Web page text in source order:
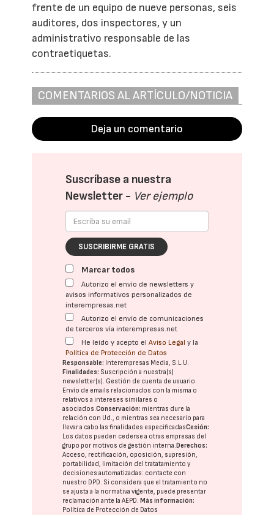
frente de un equipo de nueve personas, seis
auditores, dos inspectores, y un
administrativo responsable de las
contraetiquetas.
COMENTARIOS AL ARTÍCULO/NOTICIA
Deja un comentario
Suscríbase a nuestra
Newsletter - Ver ejemplo
SUSCRIBIRME GRATIS
Marcar todos
Autorizo el envío de newsletters y
avisos informativos personalizados de
interempresas.net
Autorizo el envío de comunicaciones
de terceros vía interempresas.net
He leído y acepto elAviso Legal y la
Política de Protección de Datos
Responsable: Interempresas Media, S.L.U.
Finalidades: Suscripción a nuestra(s)
newsletter(s). Gestión de cuenta de usuario.
Envío de emails relacionados con la misma o
relativos a intereses similares o
asociados.Conservación: mientras dure la
relación con Ud., o mientras sea necesario para
llevar a cabo las finalidades especificadasCesión:
Los datos pueden cederse a otras empresas del
grupo por motivos de gestión interna. Derechos:
Acceso, rectificación, oposición, supresión,
portabilidad, limitación del tratatamiento y
decisiones automatizadas: contacte con
nuestro DPD. Si considera que el tratamiento no
se ajusta a la normativa vigente, puede presentar
reclamación ante laAEPD. Más información:
Política de Protección de Datos